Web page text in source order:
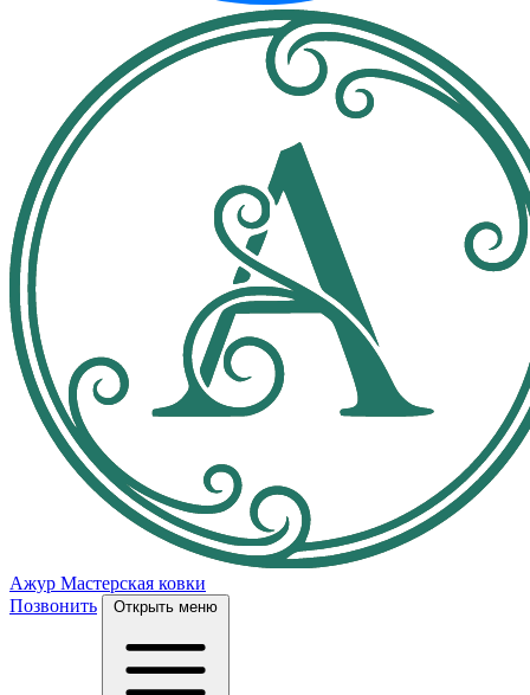
Ажур Мастерская ковки
Позвонить
Открыть меню